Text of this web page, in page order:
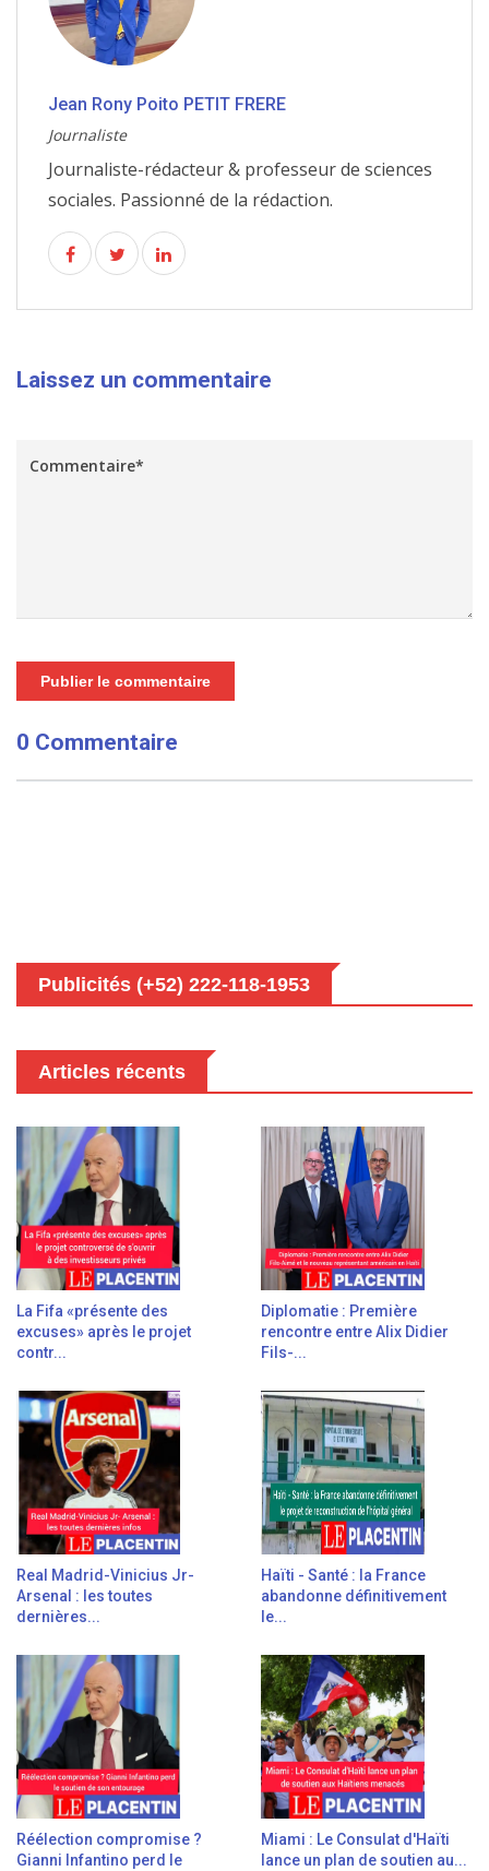
Jean Rony Poito PETIT FRERE
Journaliste
Journaliste-rédacteur & professeur de sciences
sociales. Passionné de la rédaction.
Laissez un commentaire
Publier le commentaire
0 Commentaire
Publicités (+52) 222-118-1953
Articles récents
La Fifa «présente des
excuses» après le projet
contr...
Diplomatie : Première
rencontre entre Alix Didier
Fils-...
Real Madrid-Vinicius Jr-
Arsenal : les toutes
dernières...
Haïti - Santé : la France
abandonne définitivement
le...
Réélection compromise ?
Gianni Infantino perd le
Miami : Le Consulat d'Haïti
lance un plan de soutien au...